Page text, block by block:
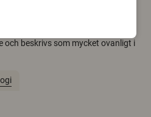
sig vara delar av en 2000 år
och beskrivs som mycket ovanligt i